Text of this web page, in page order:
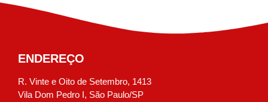
ENDEREÇO
R. Vinte e Oito de Setembro, 1413
Vila Dom Pedro I, São Paulo/SP